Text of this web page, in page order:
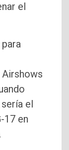
el
Airshows
el
17 en